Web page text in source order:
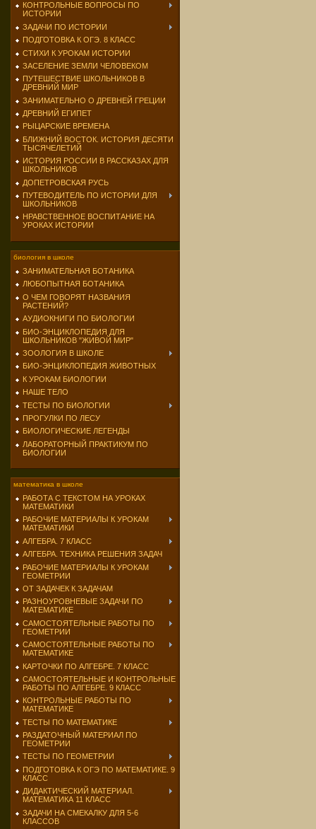
КОНТРОЛЬНЫЕ ВОПРОСЫ ПО
ИСТОРИИ
ЗАДАЧИ ПО ИСТОРИИ
ПОДГОТОВКА К ОГЭ. 8 КЛАСС
СТИХИ К УРОКАМ ИСТОРИИ
ЗАСЕЛЕНИЕ ЗЕМЛИ ЧЕЛОВЕКОМ
ПУТЕШЕСТВИЕ ШКОЛЬНИКОВ В
ДРЕВНИЙ МИР
ЗАНИМАТЕЛЬНО О ДРЕВНЕЙ ГРЕЦИИ
ДРЕВНИЙ ЕГИПЕТ
РЫЦАРСКИЕ ВРЕМЕНА
БЛИЖНИЙ ВОСТОК. ИСТОРИЯ ДЕСЯТИ
ТЫСЯЧЕЛЕТИЙ
ИСТОРИЯ РОССИИ В РАССКАЗАХ ДЛЯ
ШКОЛЬНИКОВ
ДОПЕТРОВСКАЯ РУСЬ
ПУТЕВОДИТЕЛЬ ПО ИСТОРИИ ДЛЯ
ШКОЛЬНИКОВ
НРАВСТВЕННОЕ ВОСПИТАНИЕ НА
УРОКАХ ИСТОРИИ
биология в школе
ЗАНИМАТЕЛЬНАЯ БОТАНИКА
ЛЮБОПЫТНАЯ БОТАНИКА
О ЧЕМ ГОВОРЯТ НАЗВАНИЯ
РАСТЕНИЙ?
АУДИОКНИГИ ПО БИОЛОГИИ
БИО-ЭНЦИКЛОПЕДИЯ ДЛЯ
ШКОЛЬНИКОВ "ЖИВОЙ МИР"
ЗООЛОГИЯ В ШКОЛЕ
БИО-ЭНЦИКЛОПЕДИЯ ЖИВОТНЫХ
К УРОКАМ БИОЛОГИИ
НАШЕ ТЕЛО
ТЕСТЫ ПО БИОЛОГИИ
ПРОГУЛКИ ПО ЛЕСУ
БИОЛОГИЧЕСКИЕ ЛЕГЕНДЫ
ЛАБОРАТОРНЫЙ ПРАКТИКУМ ПО
БИОЛОГИИ
математика в школе
РАБОТА С ТЕКСТОМ НА УРОКАХ
МАТЕМАТИКИ
РАБОЧИЕ МАТЕРИАЛЫ К УРОКАМ
МАТЕМАТИКИ
АЛГЕБРА. 7 КЛАСС
АЛГЕБРА. ТЕХНИКА РЕШЕНИЯ ЗАДАЧ
РАБОЧИЕ МАТЕРИАЛЫ К УРОКАМ
ГЕОМЕТРИИ
ОТ ЗАДАЧЕК К ЗАДАЧАМ
РАЗНОУРОВНЕВЫЕ ЗАДАЧИ ПО
МАТЕМАТИКЕ
САМОСТОЯТЕЛЬНЫЕ РАБОТЫ ПО
ГЕОМЕТРИИ
САМОСТОЯТЕЛЬНЫЕ РАБОТЫ ПО
МАТЕМАТИКЕ
КАРТОЧКИ ПО АЛГЕБРЕ. 7 КЛАСС
САМОСТОЯТЕЛЬНЫЕ И КОНТРОЛЬНЫЕ
РАБОТЫ ПО АЛГЕБРЕ. 9 КЛАСС
КОНТРОЛЬНЫЕ РАБОТЫ ПО
МАТЕМАТИКЕ
ТЕСТЫ ПО МАТЕМАТИКЕ
РАЗДАТОЧНЫЙ МАТЕРИАЛ ПО
ГЕОМЕТРИИ
ТЕСТЫ ПО ГЕОМЕТРИИ
ПОДГОТОВКА К ОГЭ ПО МАТЕМАТИКЕ. 9
КЛАСС
ДИДАКТИЧЕСКИЙ МАТЕРИАЛ.
МАТЕМАТИКА 11 КЛАСС
ЗАДАЧИ НА СМЕКАЛКУ ДЛЯ 5-6
КЛАССОВ